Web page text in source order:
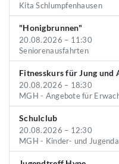
Kita Schlumpfenhausen
"Honigbrunnen"
20.08.2026 – 11:30
Seniorenausfahrten
Fitnesskurs für Jung und
20.08.2026 – 18:30
MGH - Angebote für
Schulclub
20.08.2026 – 12:30
MGH - Kinder- und